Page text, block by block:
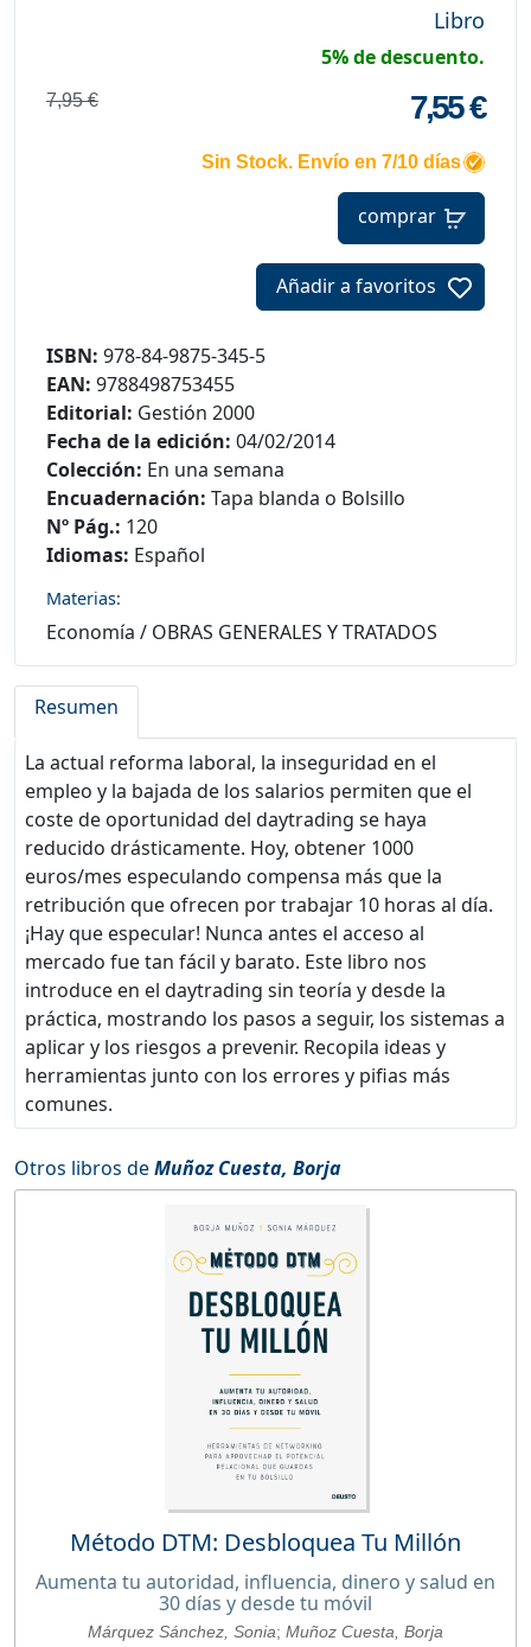
Libro
5% de descuento.
7,95 € 7,55 €
Sin Stock. Envío en 7/10 días
comprar
Añadir a favoritos
ISBN: 978-84-9875-345-5
EAN: 9788498753455
Editorial: Gestión 2000
Fecha de la edición: 04/02/2014
Colección: En una semana
Encuadernación: Tapa blanda o Bolsillo
Nº Pág.: 120
Idiomas: Español
Materias:
Economía / OBRAS GENERALES Y TRATADOS
Resumen
La actual reforma laboral, la inseguridad en el
empleo y la bajada de los salarios permiten que el
coste de oportunidad del daytrading se haya
reducido drásticamente. Hoy, obtener 1000
euros/mes especulando compensa más que la
retribución que ofrecen por trabajar 10 horas al día.
¡Hay que especular! Nunca antes el acceso al
mercado fue tan fácil y barato. Este libro nos
introduce en el daytrading sin teoría y desde la
práctica, mostrando los pasos a seguir, los sistemas a
aplicar y los riesgos a prevenir. Recopila ideas y
herramientas junto con los errores y pifias más
comunes.
Otros libros deMuñoz Cuesta, Borja
Método DTM: Desbloquea Tu Millón
Aumenta tu autoridad, influencia, dinero y salud en
30 días y desde tu móvil
Márquez Sánchez, Sonia; Muñoz Cuesta, Borja